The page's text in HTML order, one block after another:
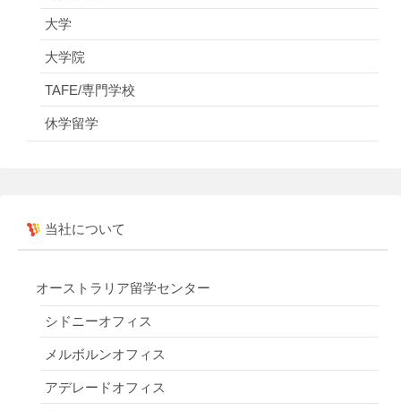
大学
大学院
TAFE/専門学校
休学留学
当社について
オーストラリア留学センター
シドニーオフィス
メルボルンオフィス
アデレードオフィス